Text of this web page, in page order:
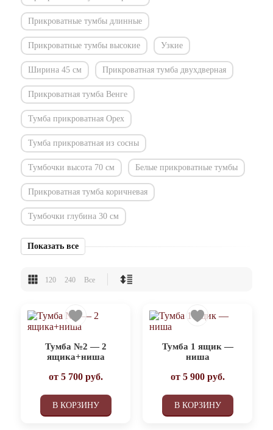
Прикроватные тумбы длинные
Прикроватные тумбы высокие Узкие
Ширина 45 см Прикроватная тумба двухдверная
Прикроватная тумба Венге
Тумба прикроватная Орех
Тумба прикроватная из сосны
Тумбочки высота 70 см Белые прикроватные тумбы
Прикроватная тумба коричневая
Тумбочки глубина 30 см
Показать все
120 240 Все
Тумба №2 — 2
ящика+ниша
от 5 700руб.
В КОРЗИНУ
Тумба 1 ящик —
ниша
от 5 900руб.
В КОРЗИНУ